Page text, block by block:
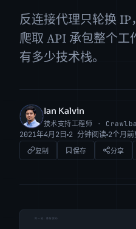
反连接代理只轮换 IP
爬取 API 承包整个工
有多少技术栈。
IK
Ian Kalvin
技术支持工程师 ·
2021年4月2日 2 分钟阅读 2个月
复制 保存 分享